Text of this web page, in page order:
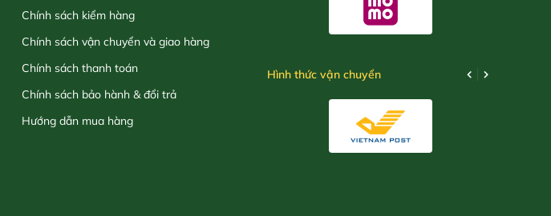
Chính sách kiểm hàng
Chính sách vận chuyển và giao hàng
Chính sách thanh toán
Chính sách bảo hành & đổi trả
Hướng dẫn mua hàng
Hình thức vận chuyển